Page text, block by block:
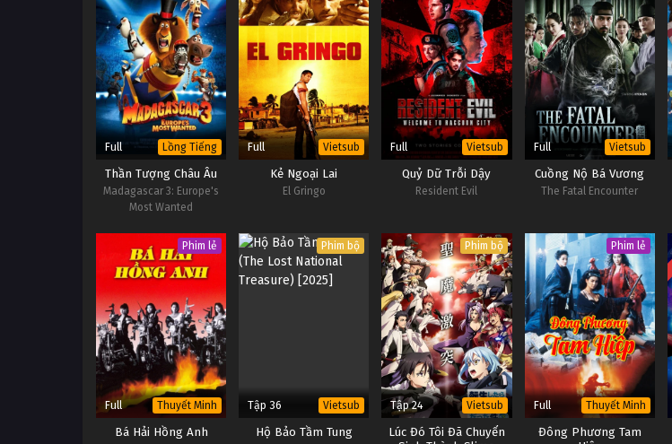
Full Lồng Tiếng
Thần Tượng Châu Âu
Madagascar 3: Europe's
Most Wanted
Full Vietsub
Kẻ Ngoại Lai
El Gringo
Full Vietsub
Quỷ Dữ Trỗi Dậy
Resident Evil
Full Vietsub
Cuồng Nộ Bá Vương
The Fatal Encounter
Phim lẻ
Full Thuyết Minh
Bá Hải Hồng Anh
Phim bộ
Tập 36 Vietsub
Hộ Bảo Tầm Tung
Phim bộ
Tập 24 Vietsub
Lúc Đó Tôi Đã Chuyển
Phim lẻ
Full Thuyết Minh
Đông Phương Tam